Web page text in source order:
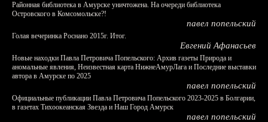
Районная библиотека в Амурске уничтожена. На очереди библиотека
Островского в Комсомольске?!
павел попельский
Голая вечеринка Роснано 2015г. Итог.
Евгений Афанасьев
Новые находки Павла Петровича Попельского: Архив газеты Природа и
аномальные явления, Неизвестная карта НижнеАмурЛага и Последние выставки
автора в Амурске по 2025
павел попельский
Официальные публикации Павла Петровича Попельского 2023-2025 в Болгарии,
в газетах Тихоокеанская Звезда и Наш Город Амурск
павел попельский